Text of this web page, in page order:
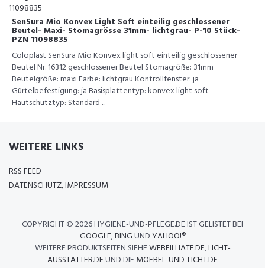
SenSura Mio Konvex Light Soft einteilig geschlossener
Beutel- Maxi- Stomagrösse 31mm- lichtgrau- P-10 Stück-
PZN 11098835
Coloplast SenSura Mio Konvex light soft einteilig geschlossener
Beutel Nr. 16312 geschlossener Beutel Stomagröße: 31mm
Beutelgröße: maxi Farbe: lichtgrau Kontrollfenster: ja
Gürtelbefestigung: ja Basisplattentyp: konvex light soft
Hautschutztyp: Standard ...
WEITERE LINKS
RSS FEED
DATENSCHUTZ, IMPRESSUM
COPYRIGHT ©2026 HYGIENE-UND-PFLEGE.DE IST GELISTET BEI
GOOGLE,BINGUND YAHOO!®
WEITERE PRODUKTSEITEN SIEHEWEBFILLIATE.DE,LICHT-
AUSSTATTER.DEUND DIE MOEBEL-UND-LICHT.DE